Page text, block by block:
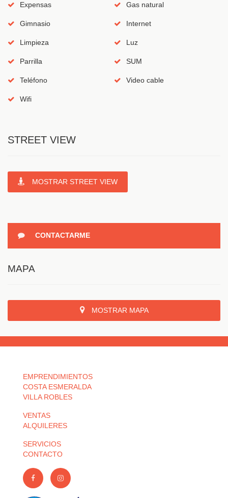
Expensas Gas natural
Gimnasio Internet
Limpieza Luz
Parrilla SUM
Teléfono Video cable
Wifi
STREET VIEW
MOSTRAR STREET VIEW
CONTACTARME
MAPA
MOSTRAR MAPA
EMPRENDIMIENTOS
COSTA ESMERALDA
VILLA ROBLES
VENTAS
ALQUILERES
SERVICIOS
CONTACTO